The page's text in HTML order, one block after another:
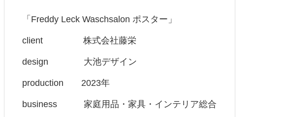
「 Freddy Leck Waschsalon ポスター」
client 株式会社藤栄
design 大池デザイン
production 2023年
business 家庭用品・家具・インテリア総合